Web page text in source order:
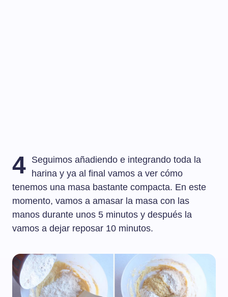
4 Seguimos añadiendo e integrando toda la
harina y ya al final vamos a ver cómo
tenemos una masa bastante compacta. En este
momento, vamos a amasar la masa con las
manos durante unos 5 minutos y después la
vamos a dejar reposar 10 minutos.